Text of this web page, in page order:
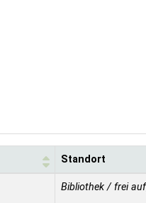
Standort
Bibliothek / frei